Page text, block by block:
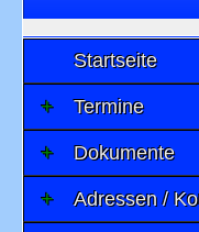
im
e.V.
Startseite
Termine
Dokumente
Adressen /